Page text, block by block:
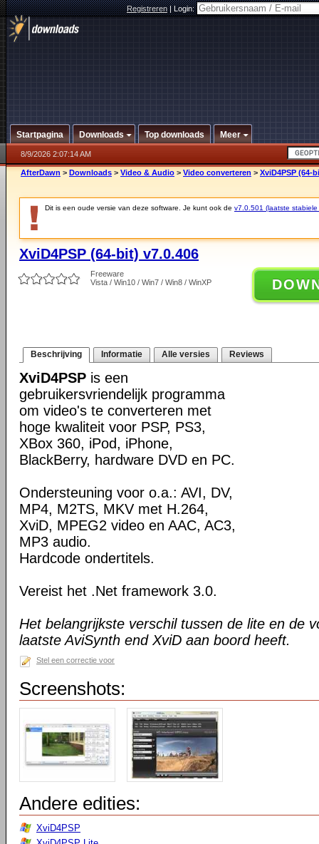
Registreren|Login:
Startpagina Downloads Top downloads Meer
8/9/2026 2:07:14 AM
AfterDawn > Downloads > Video & Audio > Video converteren > XviD4PSP (64-
Dit is een oude versie van deze software. Je kunt ook de v7.0.501 (laatste stabiele
XviD4PSP (64-bit) v7.0.406
Freeware
Vista / Win10 / Win7 / Win8 / WinXP
Beschrijving Informatie Alle versies Reviews
XviD4PSP is een
gebruikersvriendelijk programma
om video's te converteren met
hoge kwaliteit voor PSP, PS3,
XBox 360, iPod, iPhone,
BlackBerry, hardware DVD en PC.
Ondersteuning voor o.a.: AVI, DV,
MP4, M2TS, MKV met H.264,
XviD, MPEG2 video en AAC, AC3,
MP3 audio.
Hardcode ondertitels.
Vereist het .Net framework 3.0.
Het belangrijkste verschil tussen de lite en de
laatste AviSynth end XviD aan boord heeft.
Stel een correctie voor
Screenshots:
Andere edities:
XviD4PSP